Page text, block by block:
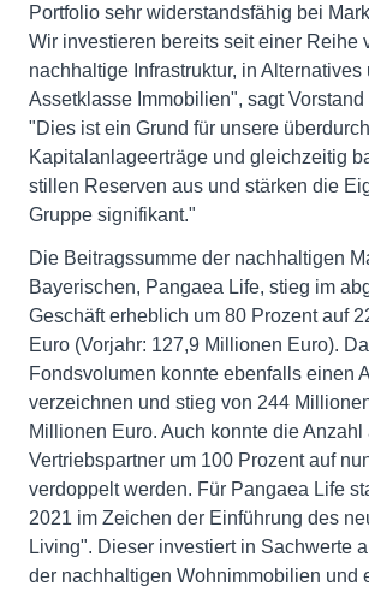
Portfolio sehr widerstandsfähig bei
Wir investieren bereits seit einer Reihe
nachhaltige Infrastruktur, in Alternatives
Assetklasse Immobilien", sagt
"Dies ist ein Grund für unsere
Kapitalanlageerträge und gleichzeitig
stillen Reserven aus und stärken die
Gruppe signifikant."
Die Beitragssumme der nachhaltigen
Bayerischen, Pangaea Life, stieg im
Geschäft erheblich um 80 Prozent auf
Euro (Vorjahr: 127,9 Millionen Euro).
Fondsvolumen konnte ebenfalls einen
verzeichnen und stieg von 244
Millionen Euro. Auch konnte die Anzahl
Vertriebspartner um 100 Prozent auf
verdoppelt werden. Für Pangaea Life
2021 im Zeichen der Einführung des
Living". Dieser investiert in Sachwerte
der nachhaltigen Wohnimmobilien und